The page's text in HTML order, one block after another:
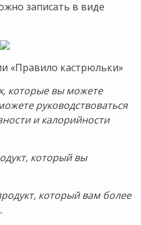
записать в виде
«Правило кастрюльки»
которые вы можете
руководствоваться
и калорийности
который вы
который вам более